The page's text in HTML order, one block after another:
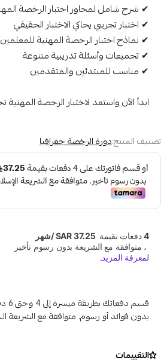
✔ شرح شامل لمحاور اختبار الرخصة
✔ اختبار تجريبي يحاكي الاختبار الحقيقي
✔ نماذج اختبار الرخصة المهنية للمعلمين
✔ تجميعات وأسئلة تدريبية متنوعة
✔ مناسب للمبتدئين والمتقدمين
ابدأ الآن واستعد لاختبار الرخصة
تصنيف المنتج:دورة الرخصة جغرافيا
قسم
بدون فوائد أو رسوم. متوافقة مع الشريعة
التقييمات